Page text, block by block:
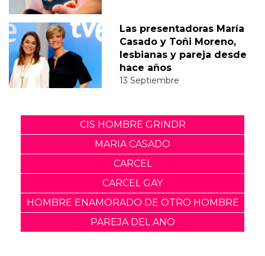
Las presentadoras María
Casado y Toñi Moreno,
lesbianas y pareja desde
hace años
13 Septiembre
CIS HOMBRE GRINDR
MARIA CASADO
CARCEL
CARCEL GAY
HOMBRE ENAMORADO DE OTRO HOMBRE
PAREJA DEL ANO